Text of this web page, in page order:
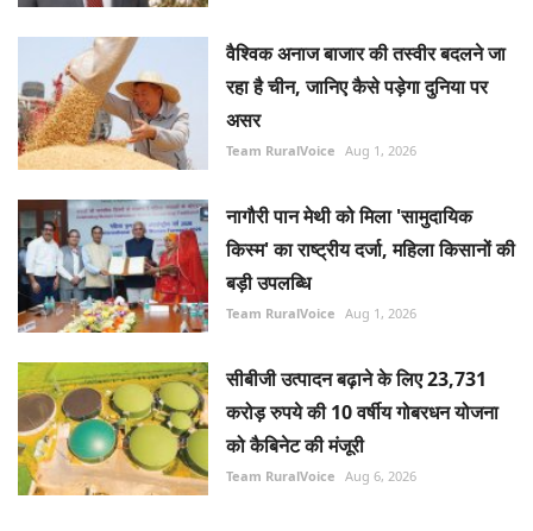
वैश्विक अनाज बाजार की तस्वीर बदलने जा
रहा है चीन, जानिए कैसे पड़ेगा दुनिया पर
असर
Team RuralVoice Aug 1, 2026
नागौरी पान मेथी को मिला 'सामुदायिक
किस्म' का राष्ट्रीय दर्जा, महिला किसानों की
बड़ी उपलब्धि
Team RuralVoice Aug 1, 2026
सीबीजी उत्पादन बढ़ाने के लिए 23,731
करोड़ रुपये की 10 वर्षीय गोबरधन योजना
को कैबिनेट की मंजूरी
Team RuralVoice Aug 6, 2026